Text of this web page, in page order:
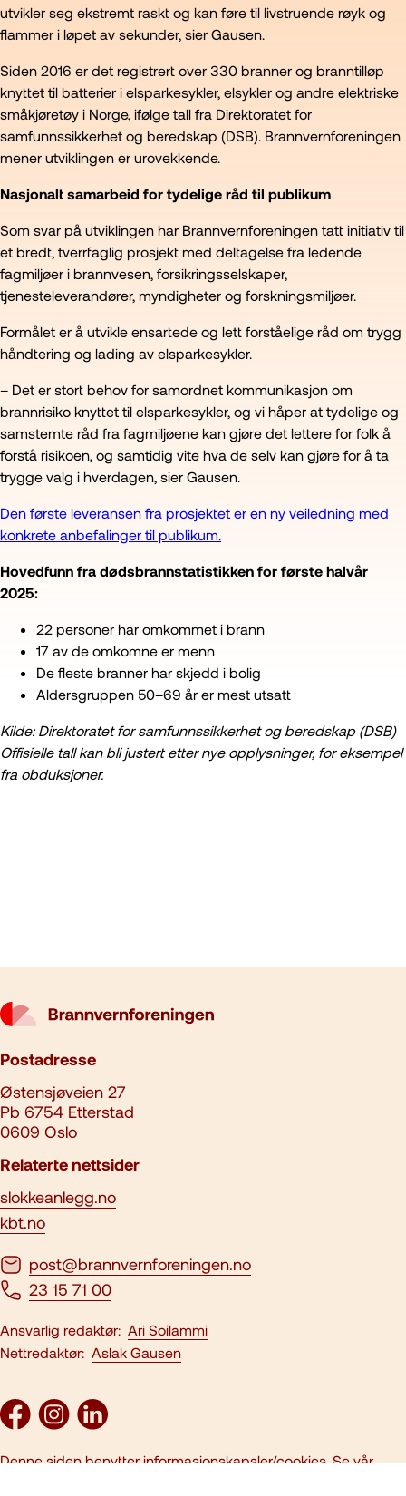
utvikler seg ekstremt raskt og kan føre til livstruende røyk og
flammer i løpet av sekunder, sier Gausen.
Siden 2016 er det registrert over 330 branner og branntilløp
knyttet til batterier i elsparkesykler, elsykler og andre elektriske
småkjøretøy i Norge, ifølge tall fra Direktoratet for
samfunnssikkerhet og beredskap (DSB). Brannvernforeningen
mener utviklingen er urovekkende.
Nasjonalt samarbeid for tydelige råd til publikum
Som svar på utviklingen har Brannvernforeningen tatt initiativ til
et bredt, tverrfaglig prosjekt med deltagelse fra ledende
fagmiljøer i brannvesen, forsikringsselskaper,
tjenesteleverandører, myndigheter og forskningsmiljøer.
Formålet er å utvikle ensartede og lett forståelige råd om trygg
håndtering og lading av elsparkesykler.
– Det er stort behov for samordnet kommunikasjon om
brannrisiko knyttet til elsparkesykler, og vi håper at tydelige og
samstemte råd fra fagmiljøene kan gjøre det lettere for folk å
forstå risikoen, og samtidig vite hva de selv kan gjøre for å ta
trygge valg i hverdagen, sier Gausen.
Den første leveransen fra prosjektet er en ny veiledning med
konkrete anbefalinger til publikum.
Hovedfunn fra dødsbrannstatistikken for første halvår
2025:
22 personer har omkommet i brann
17 av de omkomne er menn
De fleste branner har skjedd i bolig
Aldersgruppen 50–69 år er mest utsatt
Kilde: Direktoratet for samfunnssikkerhet og beredskap (DSB)
Offisielle tall kan bli justert etter nye opplysninger, for eksempel
fra obduksjoner.
Postadresse
Østensjøveien 27
Pb 6754 Etterstad
0609 Oslo
Relaterte nettsider
slokkeanlegg.no
kbt.no
post@brannvernforeningen.no
23 15 71 00
Ansvarlig redaktør: Ari Soilammi
Nettredaktør: Aslak Gausen
Denne siden benytter informasjonskapsler/cookies. Se vår